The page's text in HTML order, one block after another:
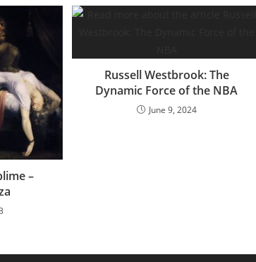
–
Russell Westbrook: The
Dynamic Force of the NBA
June 9, 2024